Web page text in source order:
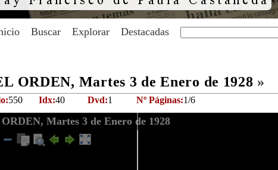
Buscar Explorar Destacadas
ORDEN, Martes 3 de Enero de 1928 »
550 Idx:40 Dvd:1 Nº Páginas:1/6
Martes 3 de Enero de 1928